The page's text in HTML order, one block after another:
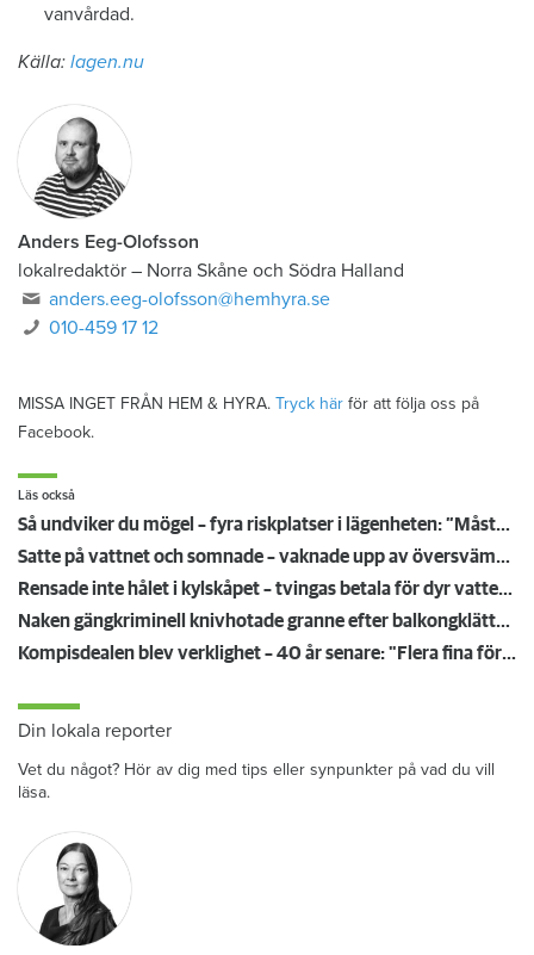
vanvårdad.
Källa: lagen.nu
Anders Eeg-Olofsson
lokalredaktör – Norra Skåne och Södra Halland
anders.eeg-olofsson@hemhyra.se
010-459 17 12
MISSA INGET FRÅN HEM & HYRA. Tryck här för att följa oss på
Facebook.
Läs också
Så undviker du mögel – fyra riskplatser i lägenheten: ”Måste städa bort”
Satte på vattnet och somnade – vaknade upp av översvämning hos grannen
Rensade inte hålet i kylskåpet – tvingas betala för dyr vattenskada
Naken gängkriminell knivhotade granne efter balkongklättring
Kompisdealen blev verklighet – 40 år senare: "Flera fina fördelar med att dela bostad"
Din lokala reporter
Vet du något? Hör av dig med tips eller synpunkter på vad du vill
läsa.